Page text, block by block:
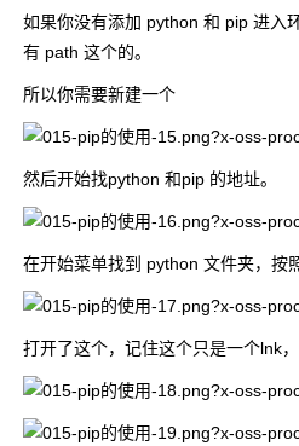
如果你没有添加 python 和 pip 进入
有 path 这个的。
所以你需要新建一个
然后开始找python 和pip 的地址。
在开始菜单找到 python 文件夹，按
打开了这个，记住这个只是一个lnk